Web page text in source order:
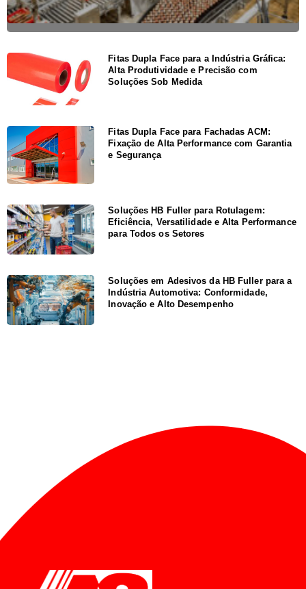
Fitas Dupla Face para a Indústria Gráfica:
Alta Produtividade e Precisão com
Soluções Sob Medida
Fitas Dupla Face para Fachadas ACM:
Fixação de Alta Performance com Garantia
e Segurança
Soluções HB Fuller para Rotulagem:
Eficiência, Versatilidade e Alta Performance
para Todos os Setores
Soluções em Adesivos da HB Fuller para a
Indústria Automotiva: Conformidade,
Inovação e Alto Desempenho